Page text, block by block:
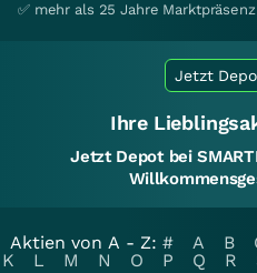
✅ mehr als 25 Jahre Marktpräsenz
Jetzt
Ihre
Jetzt Depot bei
Aktien von A - Z: # A B
K
L M N O P Q R